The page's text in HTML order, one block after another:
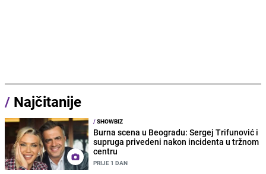
/ Najčitanije
/SHOWBIZ
Burna scena u Beogradu: Sergej Trifunović i
supruga privedeni nakon incidenta u tržnom
centru
PRIJE 1 DAN